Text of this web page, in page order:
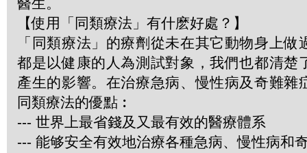
【使用「同類療法」有什麽好處？】
「同類療法」的療劑從未在其它動物身上做
都是以健康的人為測試對象，我們也都清楚
產生的影響。在治療急病、慢性病及奇難雜
同類療法的優點︰
--- 世界上最省錢及又最有效的醫療體系
--- 能够安全有效地治療各種急病、慢性病和